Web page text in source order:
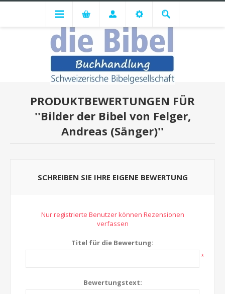
PRODUKTBEWERTUNGEN FÜR
Bilder der Bibel von Felger,
Andreas (Sänger)
SCHREIBEN SIE IHRE EIGENE BEWERTUNG
Nur registrierte Benutzer können Rezensionen
verfassen
Titel für die Bewertung:
*
Bewertungstext: